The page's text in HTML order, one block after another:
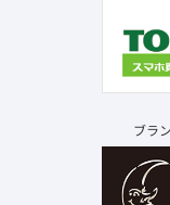
ブラ